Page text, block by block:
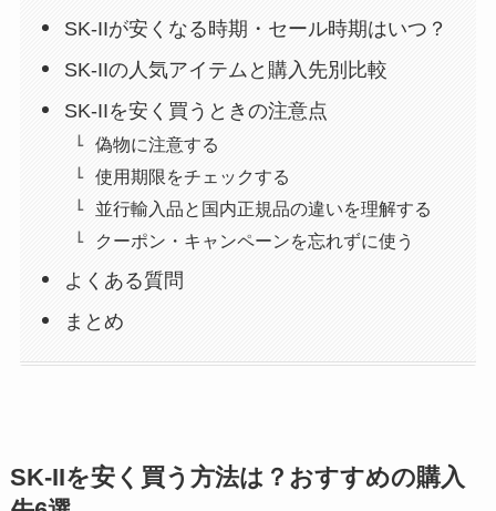
SK-IIが安くなる時期・セール時期はいつ？
SK-IIの人気アイテムと購入先別比較
SK-IIを安く買うときの注意点
偽物に注意する
使用期限をチェックする
並行輸入品と国内正規品の違いを理解する
クーポン・キャンペーンを忘れずに使う
よくある質問
まとめ
SK-IIを安く買う方法は？おすすめの購入